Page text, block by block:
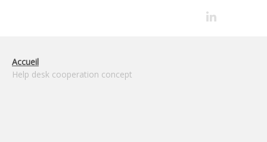
Accueil
Help desk cooperation concept